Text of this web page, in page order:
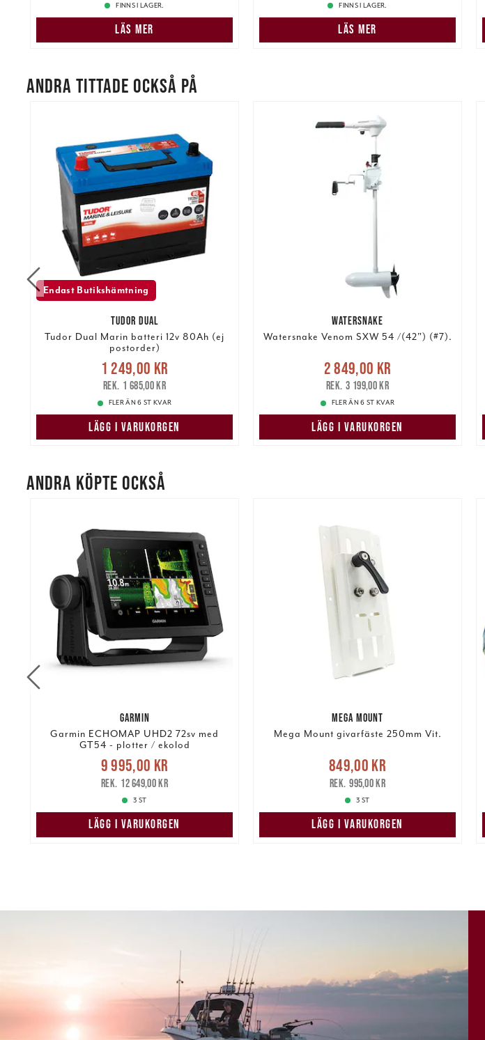
FINNS I LAGER.
LÄS MER
FINNS I LAGER.
LÄS MER
ANDRA TITTADE OCKSÅ PÅ
Endast Butikshämtning
TUDOR DUAL
Tudor Dual Marin batteri 12v 80Ah (ej
postorder)
Nuvarande pris
1 249,00 krTidigare pris
1 685,00 kr
1 249,00 kr
1 685,00 kr
FLER ÄN 6 ST KVAR
LÄGG I VARUKORGEN
WATERSNAKE
Watersnake Venom SXW 54 /(42") (#7).
Nuvarande pris
2 849,00 krTidigare pris
3 199,00 kr
2 849,00 kr
3 199,00 kr
FLER ÄN 6 ST KVAR
LÄGG I VARUKORGEN
ANDRA KÖPTE OCKSÅ
GARMIN
Garmin ECHOMAP UHD2 72sv med
GT54 - plotter / ekolod
Nuvarande pris
9 995,00 krTidigare pris
12 649,00 kr
9 995,00 kr
12 649,00 kr
3 ST
LÄGG I VARUKORGEN
MEGA MOUNT
Mega Mount givarfäste 250mm Vit.
Nuvarande pris
Tidigare pris
849,00 kr
995,00 kr
3 ST
LÄGG I VARUKORGEN